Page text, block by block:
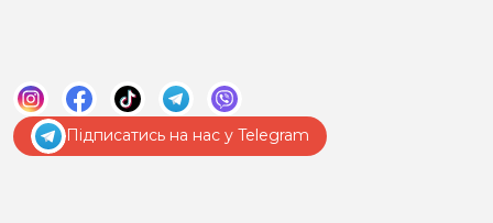
Підписатись на нас у Telegram